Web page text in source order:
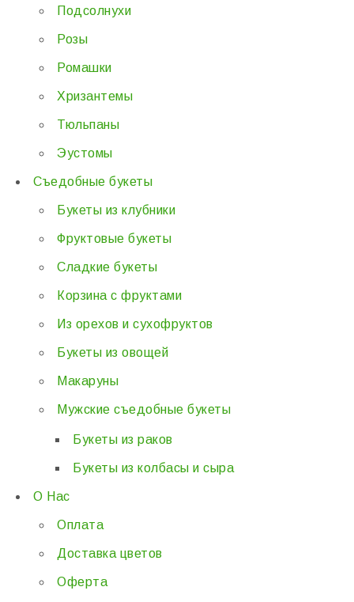
Подсолнухи
Розы
Ромашки
Хризантемы
Тюльпаны
Эустомы
Съедобные букеты
Букеты из клубники
Фруктовые букеты
Сладкие букеты
Корзина с фруктами
Из орехов и сухофруктов
Букеты из овощей
Макаруны
Мужские съедобные букеты
Букеты из раков
Букеты из колбасы и сыра
О Нас
Оплата
Доставка цветов
Оферта